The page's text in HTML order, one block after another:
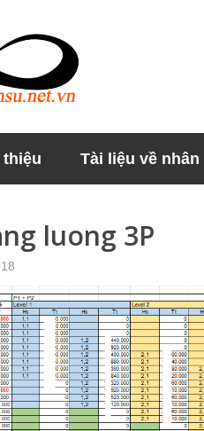
Tài liệu về
luong 3P